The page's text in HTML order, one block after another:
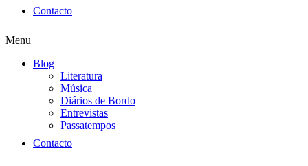
Contacto
Menu
Blog
Literatura
Música
Diários de Bordo
Entrevistas
Passatempos
Contacto